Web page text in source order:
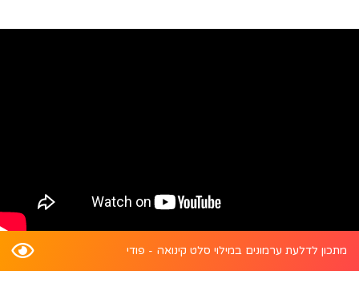
מתכון לדלעת ערמונים במילוי סלט קינואה - פודי